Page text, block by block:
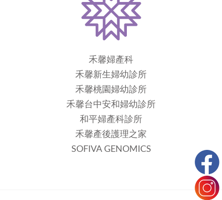
禾馨婦產科
禾馨新生婦幼診所
禾馨桃園婦幼診所
禾馨台中安和婦幼診所
和平婦產科診所
禾馨產後護理之家
SOFIVA GENOMICS